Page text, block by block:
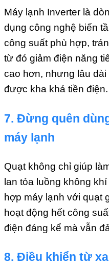
Máy lạnh Inverter là
dụng công nghệ biến
công suất phù hợp,
từ đó giảm điện năng
cao hơn, nhưng lâu dài
được kha khá tiền điện.
7. Đừng quên
máy lạnh
Quạt không chỉ giúp
lan tỏa luồng không
hợp máy lạnh với quạt
hoạt động hết công
điện đáng kể mà vẫn
8. Điều khiển từ